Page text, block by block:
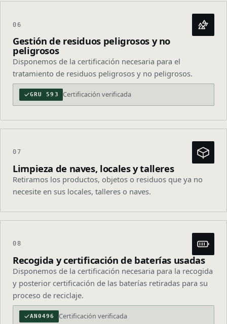
06
Gestión de residuos peligrosos y no
peligrosos
Disponemos de la certificación necesaria para el
tratamiento de residuos peligrosos y no peligrosos.
GRU 593 Certificación verificada
07
Limpieza de naves, locales y talleres
Retiramos los productos, objetos o residuos que ya no
necesite en sus locales, talleres o naves.
08
Recogida y certificación de baterías usadas
Disponemos de la certificación necesaria para la recogida
y posterior certificación de las baterías retiradas para su
proceso de reciclaje.
AN0496 Certificación verificada